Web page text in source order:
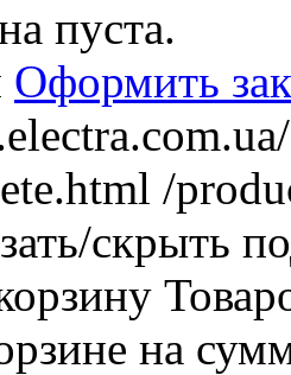
пуста.
Оформить
/
скрыть
на